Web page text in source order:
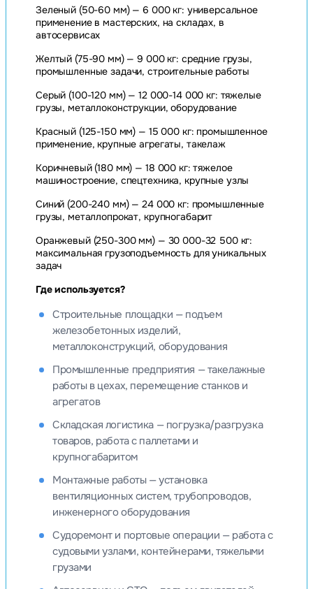
Зеленый (50-60 мм) — 6 000 кг: универсальное
применение в мастерских, на складах, в
автосервисах
Желтый (75-90 мм) — 9 000 кг: средние грузы,
промышленные задачи, строительные работы
Серый (100-120 мм) — 12 000-14 000 кг: тяжелые
грузы, металлоконструкции, оборудование
Красный (125-150 мм) — 15 000 кг: промышленное
применение, крупные агрегаты, такелаж
Коричневый (180 мм) — 18 000 кг: тяжелое
машиностроение, спецтехника, крупные узлы
Синий (200-240 мм) — 24 000 кг: промышленные
грузы, металлопрокат, крупногабарит
Оранжевый (250-300 мм) — 30 000-32 500 кг:
максимальная грузоподъемность для уникальных
задач
Где используется?
Строительные площадки — подъем
железобетонных изделий,
металлоконструкций, оборудования
Промышленные предприятия — такелажные
работы в цехах, перемещение станков и
агрегатов
Складская логистика — погрузка/разгрузка
товаров, работа с паллетами и
крупногабаритом
Монтажные работы — установка
вентиляционных систем, трубопроводов,
инженерного оборудования
Судоремонт и портовые операции — работа с
судовыми узлами, контейнерами, тяжелыми
грузами